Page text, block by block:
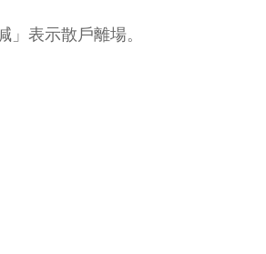
表示散戶離場。